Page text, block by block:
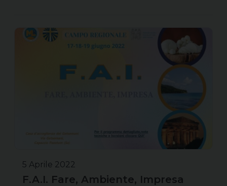
5 Aprile 2022
F.A.I. Fare, Ambiente, Impresa